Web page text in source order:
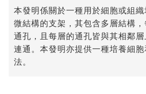
本發明係關於一種用於細胞或組
微結構的支架，其包含多層結構
通孔，且每層的通孔皆與其相鄰
連通。本發明亦提供一種培養細
法。